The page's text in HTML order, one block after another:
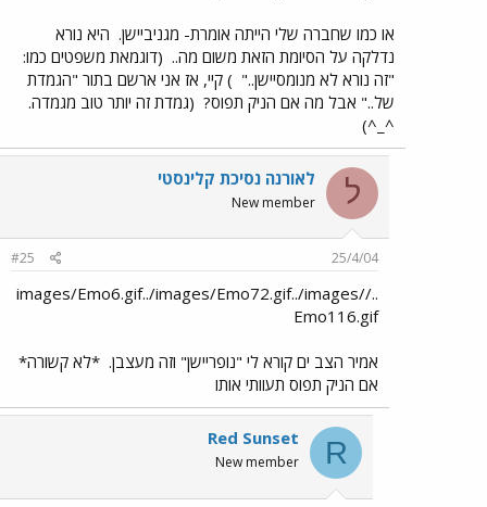
או כמו שחברה שלי הייתה אומרת- מגניביישן. היא נורא
נדלקה על הסיומת הזאת משום מה.. (דוגמאת משפטים כמו:
"זה נורא לא מנומסיישן.." ) קיי, אז אני ארשם בתור "הגמדת
של.." אבל מה אם הניק תפוס? (גמדת זה יותר טוב מגמדה.
^_^)
ל לאורנה נסיכת קלינסטי
New member
25/4/04
#25
../images/Emo6.gif../images/Emo72.gif../images/
Emo116.gif
אמיר הצב ים קורא לי "נופריישן" וזה מעצבן. *לא קשורה*
אם הניק תפוס תעוותי אותו
R
Red Sunset
New member